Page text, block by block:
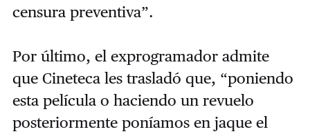
censura preventiva”.
Por último, el exprogramador admite
que Cineteca les trasladó que, “poniendo
esta película o haciendo un revuelo
posteriormente poníamosen jaque el